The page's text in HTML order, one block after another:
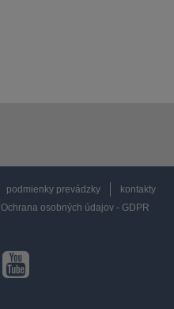
podmienky prevádzky
kontakty
Ochrana osobných údajov - GDPR